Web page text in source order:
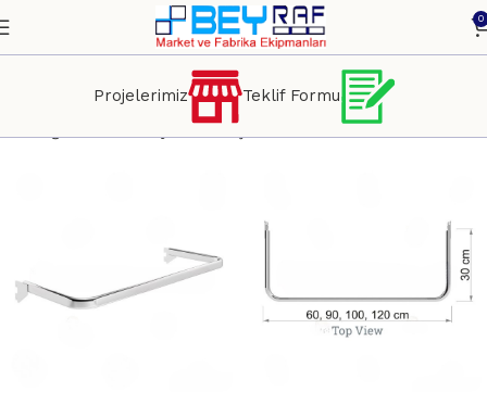
0
Projelerimiz
Teklif Formu
Mağaza Dekorasyon ve Teşhir Sistemleri AKSESUARLAR